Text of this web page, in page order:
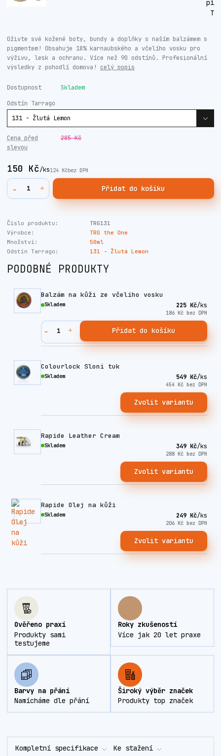
Oživte své kožené boty, bundy a doplňky s naším balzámem s
pigmentem! Obsahuje 18% karnaubského a včelího vosku pro
výživu, lesk a ochranu. Více než 90 odstínů. Profesionální
výsledky z pohodlí domova! celý popis
Dostupnost Skladem
Odstín Tarrago
Cena před
slevou
285 Kč
150 Kč/ks124 Kčbez DPH
Přidat do košíku
Číslo produktu:
TRG131
Výrobce:
TRG the One
Množství:
50ml
Odstín Tarrago:
131 - Žlutá Lemon
PODOBNÉ PRODUKTY
Balzám na kůži ze včelího vosku
225 Kč/ks
186 Kč bez DPH
Skladem
Přidat do košíku
Colourlock Sloní tuk
549 Kč/ks
454 Kč bez DPH
Skladem
Zvolit variantu
Rapide Leather Cream
349 Kč/ks
288 Kč bez DPH
Skladem
Zvolit variantu
Rapide Olej na kůži
249 Kč/ks
206 Kč bez DPH
Skladem
Zvolit variantu
Ověřeno praxí
Produkty sami
testujeme
Roky zkušeností
Více jak 20 let praxe
Barvy na přání
Namícháme dle přání
Široký výběr značek
Produkty top značek
Kompletní specifikace Ke stažení